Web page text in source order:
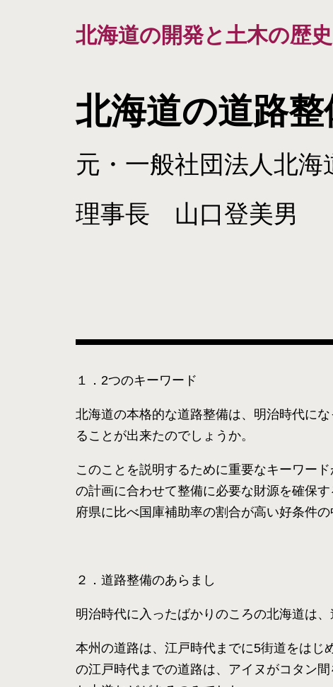
北海道の開発と土木の歴史
北海道の道路
元・一般社団法人北
理事長 山口登美男
１．2つのキーワード
北海道の本格的な道路整備は、明治時代に
ることが出来たのでしょうか。
このことを説明するために重要なキーワー
の計画に合わせて整備に必要な財源を確保
府県に比べ国庫補助率の割合が高い好条件
２．道路整備のあらまし
明治時代に入ったばかりのころの北海道は
本州の道路は、江戸時代までに5街道をはじ
の江戸時代までの道路は、アイヌがコタン